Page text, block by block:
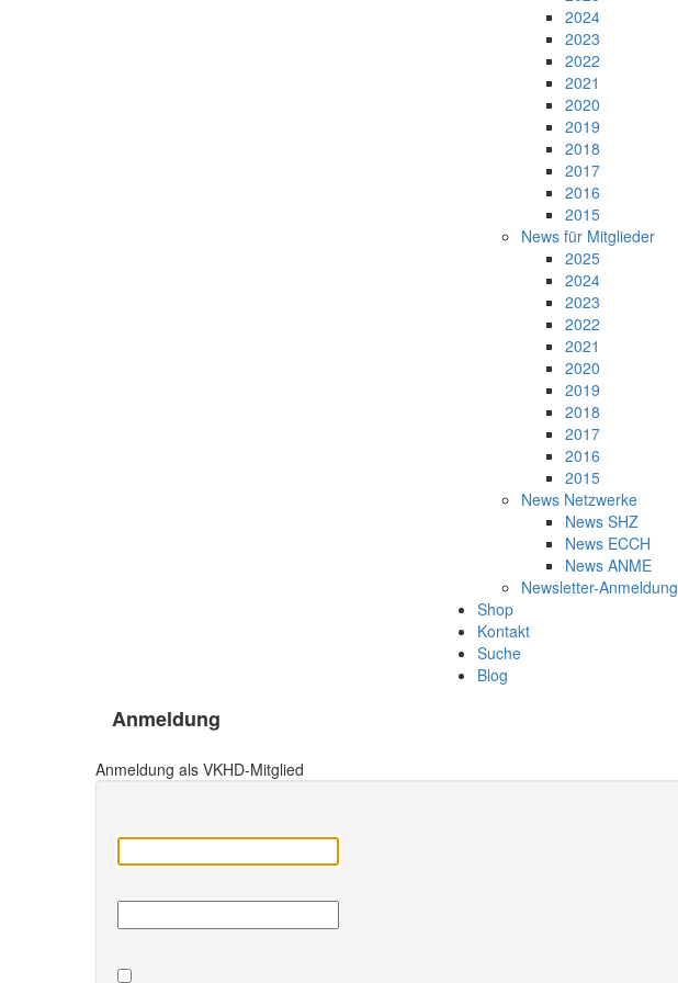
2024
2023
2022
2021
2020
2019
2018
2017
2016
2015
News für Mitglieder
2025
2024
2023
2022
2021
2020
2019
2018
2017
2016
2015
News Netzwerke
News SHZ
News ECCH
News ANME
Newsletter-Anmeldung
Shop
Kontakt
Suche
Blog
Anmeldung
Anmeldung als VKHD-Mitglied